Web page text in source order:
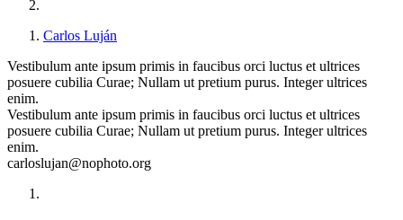
Carlos Luján
Vestibulum ante ipsum primis in faucibus orci luctus et ultrices
posuere cubilia Curae; Nullam ut pretium purus. Integer ultrices
enim.
Vestibulum ante ipsum primis in faucibus orci luctus et ultrices
posuere cubilia Curae; Nullam ut pretium purus. Integer ultrices
enim.
carloslujan@nophoto.org